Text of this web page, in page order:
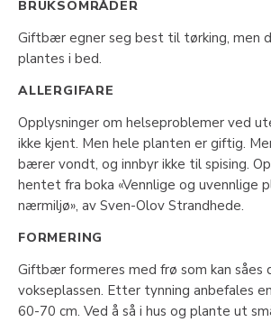
BRUKSOMRÅDER
Giftbær egner seg best til tørking, men
plantes i bed.
ALLERGIFARE
Opplysninger om helseproblemer ved
ikke kjent. Men hele planten er giftig.
bærer vondt, og innbyr ikke til spising.
hentet fra boka «Vennlige og uvennlige
nærmiljø», av Sven-Olov Strandhede.
FORMERING
Giftbær formeres med frø som kan såes
vokseplassen. Etter tynning anbefales
60-70 cm. Ved å så i hus og plante ut